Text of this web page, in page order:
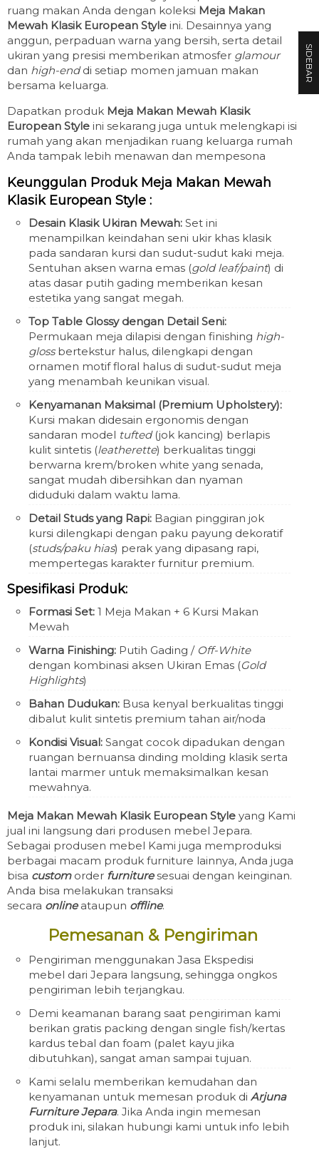
ruang makan Anda dengan koleksi Meja Makan
Mewah Klasik European Style ini. Desainnya yang
anggun, perpaduan warna yang bersih, serta detail
ukiran yang presisi memberikan atmosfer glamour
dan high-enddi setiap momen jamuan makan
bersama keluarga.
Dapatkan produk Meja Makan Mewah Klasik
European Style ini sekarang juga untuk melengkapi isi
rumah yang akan menjadikan ruang keluarga rumah
Anda tampak lebih menawan dan mempesona
Keunggulan Produk Meja Makan Mewah
Klasik European Style :
Desain Klasik Ukiran Mewah: Set ini
menampilkan keindahan seni ukir khas klasik
pada sandaran kursi dan sudut-sudut kaki meja.
Sentuhan aksen warna emas (gold leaf/paint) di
atas dasar putih gading memberikan kesan
estetika yang sangat megah.
Top Table Glossy dengan Detail Seni:
Permukaan meja dilapisi dengan finishing high-
glossbertekstur halus, dilengkapi dengan
ornamen motif floral halus di sudut-sudut meja
yang menambah keunikan visual.
Kenyamanan Maksimal (Premium Upholstery):
Kursi makan didesain ergonomis dengan
sandaran model tufted(jok kancing) berlapis
kulit sintetis (leatherette) berkualitas tinggi
berwarna krem/broken white yang senada,
sangat mudah dibersihkan dan nyaman
diduduki dalam waktu lama.
Detail Studs yang Rapi: Bagian pinggiran jok
kursi dilengkapi dengan paku payung dekoratif
(studs/paku hias) perak yang dipasang rapi,
mempertegas karakter furnitur premium.
Spesifikasi Produk:
Formasi Set: 1 Meja Makan + 6 Kursi Makan
Mewah
Warna Finishing: Putih Gading / Off-White
dengan kombinasi aksen Ukiran Emas (Gold
Highlights)
Bahan Dudukan: Busa kenyal berkualitas tinggi
dibalut kulit sintetis premium tahan air/noda
Kondisi Visual: Sangat cocok dipadukan dengan
ruangan bernuansa dinding molding klasik serta
lantai marmer untuk memaksimalkan kesan
mewahnya.
Meja Makan Mewah Klasik European Style yang Kami
jual ini langsung dari produsen mebel Jepara.
Sebagai produsen mebel Kami juga memproduksi
berbagai macam produk furniture lainnya, Anda juga
bisa customorder furnituresesuai dengan keinginan.
Anda bisa melakukan transaksi
secara onlineataupun offline.
Pemesanan & Pengiriman
Pengiriman menggunakan Jasa Ekspedisi
mebel dari Jepara langsung, sehingga ongkos
pengiriman lebih terjangkau.
Demi keamanan barang saat pengiriman kami
berikan gratis packing dengan single fish/kertas
kardus tebal dan foam (palet kayu jika
dibutuhkan), sangat aman sampai tujuan.
Kami selalu memberikan kemudahan dan
kenyamanan untuk memesan produk di Arjuna
Furniture Jepara. Jika Anda ingin memesan
produk ini, silakan hubungi kami untuk info lebih
lanjut.
SIDEBAR